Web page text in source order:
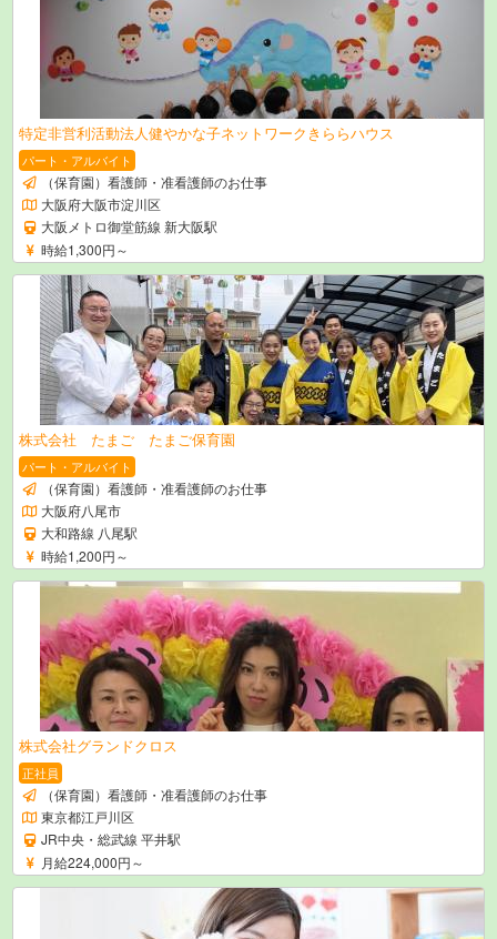
特定非営利活動法人健やかな子ネットワークきららハウス
パート・アルバイト
（保育園）看護師・准看護師のお仕事
大阪府大阪市淀川区
大阪メトロ御堂筋線 新大阪駅
時給1,300円～
株式会社 たまご たまご保育園
パート・アルバイト
（保育園）看護師・准看護師のお仕事
大阪府八尾市
大和路線 八尾駅
時給1,200円～
株式会社グランドクロス
正社員
（保育園）看護師・准看護師のお仕事
東京都江戸川区
JR中央・総武線 平井駅
月給224,000円～